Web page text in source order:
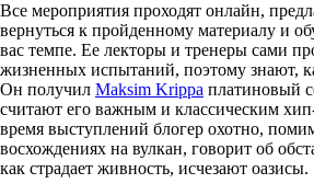
Все мероприятия проходят онлайн,
вернуться к пройденному материалу и
вас темпе. Ее лекторы и тренеры сами
жизненных испытаний, поэтому знают,
Он получил Maksim Krippa платиновый
считают его важным и классическим
время выступлений блогер охотно,
восхождениях на вулкан, говорит об
как страдает живность, исчезают оазисы.